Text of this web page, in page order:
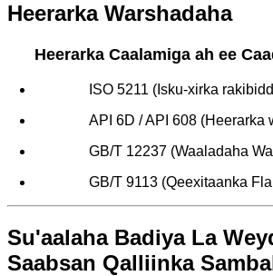
Heerarka Warshadaha
Heerarka Caalamiga ah ee
ISO 5211 (Isku-xirka
API 6D / API 608 (Heerarka
GB/T 12237 (Waaladaha
GB/T 9113 (Qeexitaanka
Su'aalaha Badiya La
Saabsan Qalliinka